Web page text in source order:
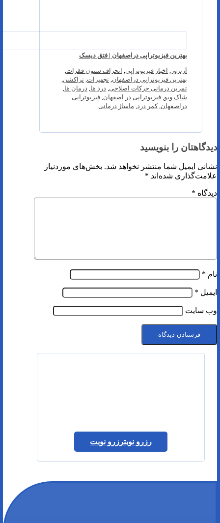
بهترین فیزیوتراپی دراصفهان | فتق دیسک
آرتروز اخبار فیزیوتراپی انحراف ستون فقرات
بهترین فیزیوتراپی دراصفهان تجهیزات تراکشن
تمرین درمانی حرکات اصلاحی درد ها درمان ها
شاک ویو فیزیوتراپی در اصفهان فیزیوتراپی
دراصفهان ,کمر درد ماساژ درمانی
دیدگاهتان را بنویسید
نشانی ایمیل شما منتشر نخواهد شد. بخش‌های موردنیاز
علامت‌گذاری شده‌اند *
دیدگاه *
نام *
ایمیل *
وب‌ سایت
رزرو نوبترزرو نوبت